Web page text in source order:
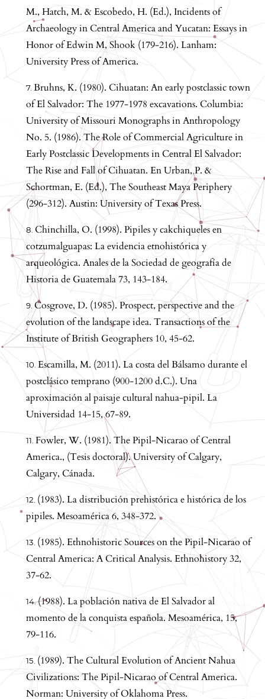
M., Hatch, M. & Escobedo, H. (Ed.), Incidents of
Archaeology in Central America and Yucatan: Essays in
Honor of Edwin M, Shook (179-216). Lanham:
University Press of America.
Bruhns, K. (1980). Cihuatan: An early postclassic town
of El Salvador: The 1977-1978 excavations. Columbia:
University of Missouri Monographs in Anthropology
No. 5. (1986). The Role of Commercial Agriculture in
Early Postclassic Developments in Central El Salvador:
The Rise and Fall of Cihuatan. En Urban, P. &
Schortman, E. (Ed.), The Southeast Maya Periphery
(296-312). Austin: University of Texas Press.
Chinchilla, O. (1998). Pipiles y cakchiqueles en
cotzumalguapas: La evidencia etnohistórica y
arqueológica. Anales de la Sociedad de geografía de
Historia de Guatemala 73, 143-184.
Cosgrove, D. (1985). Prospect, perspective and the
evolution of the landscape idea. Transactions of the
Institute of British Geographers 10, 45-62.
Escamilla, M. (2011). La costa del Bálsamo durante el
postclásico temprano (900-1200 d.C.). Una
aproximación al paisaje cultural nahua-pipil. La
Universidad 14-15, 67-89.
Fowler, W. (1981). The Pipil-Nicarao of Central
America., (Tesis doctoral). University of Calgary,
Calgary, Cánada.
(1983). La distribución prehistórica e histórica de los
pipiles. Mesoamérica 6, 348-372.
(1985). Ethnohistoric Sources on the Pipil-Nicarao of
Central America: A Critical Analysis. Ethnohistory 32,
37-62.
(1988). La población nativa de El Salvador al
momento de la conquista española. Mesoamérica, 15,
79-116.
(1989). The Cultural Evolution of Ancient Nahua
Civilizations: The Pipil-Nicarao of Central America.
Norman: University of Oklahoma Press.